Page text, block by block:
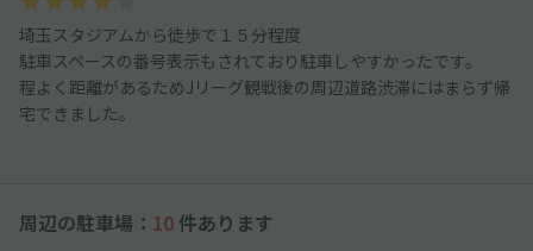
埼玉スタジアムから徒歩で１５分程度
駐車スペースの番号表示もされており駐車しやすかったです。
程よく距離があるためJリーグ観戦後の周辺道路渋滞にはまらず帰
宅できました。
周辺の駐車場： 10 件あります